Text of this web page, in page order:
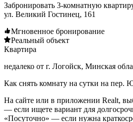
Забронировать 3-комнатную
ул. Великий Гостинец, 161
Мгновенное бронирование
Реальный объект
Квартира
недалеко от г. Логойск, Минская
Как снять комнату на сутки на пер.
На сайте или в приложении Realt,
— если ищете вариант для
«Посуточно» — если нужна